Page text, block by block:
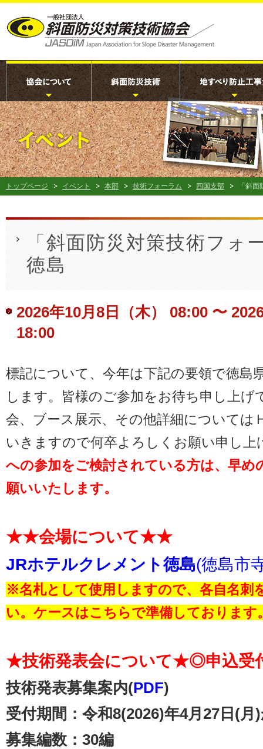
トップページ イベント 本部 技術フォーラム 四国支部 「斜
「斜面防災対策技術フォ
徳島
2026年10月8日（木） 08:00 〜
18:00
Event
Navigation
標記について、今年は下記の要領で徳島
します。皆様のご参加をお待ち申し上げ
会、ブース展示、その他詳細については
いきますので何卒よろしくお願い申し上
への参加をご検討されている方は、早め
願いいたします。
★★会場について★★
JRホテルクレメント徳島(徳島市
※名札として使用しますので、各自名刺
い。ケースはこちらで準備しております
★技術発表会について★◎申込受
技術発表募集案内(PDF)
受付期間：令和8(2026)年4月27日(月
募集編数：30編